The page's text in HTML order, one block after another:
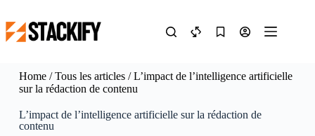
Home/Tous les articles/ L’impact de l’intelligence artificielle
sur la rédaction de contenu
L’impact de l’intelligence artificielle sur la rédaction de
contenu